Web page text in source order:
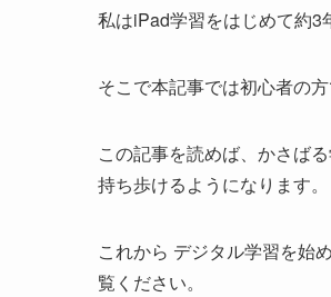
私はiPad学習をはじめて約3
そこで本記事では初心者の
この記事を読めば、かさば
持ち歩けるようになります。
これから デジタル学習を始
覧ください。